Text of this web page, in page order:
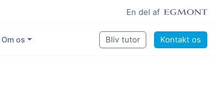
En del af
Om os Bliv tutor Kontakt os